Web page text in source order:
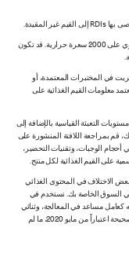
تستند النسبة المئوية للقيم الغذائية اليومية (DV) إلى نظام غذائي يحتوي على 2000 سعرة حرارية. قد تكون
في المختبرات المعتمدة، أو
معلومات القيم الغذائية على
التعبئة القياسية بالإضافة إلى
قم بمراجعة اللافتة المنشورة على
أحجام الوجبات، وتقنيات التحضير،
على القيم الغذائية لكل منتج.
الاختلاف في المحتوى الغذائي
السوق الخاصة بك. نستخدم في
مساعد في المعالجة، وثنائي
ميثيل بولي سيلوكسين لتقليل تناثر الزيت عند الطهي. هذه المعلومات صحيحة اعتباراً من مايو 2020، ما لم